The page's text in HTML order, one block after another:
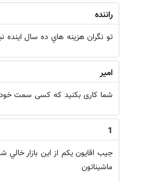
راننده
تو نگران هزينه هاي ده سال
امیر
شما کاری بکنید که کسی سمت
1
جيب اقايون يكم از اين بازار
ماشيناتون